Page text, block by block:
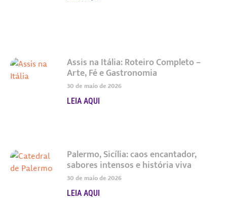
Assis na Itália: Roteiro Completo –
Arte, Fé e Gastronomia
30 de maio de 2026
LEIA AQUI
Palermo, Sicília: caos encantador,
sabores intensos e história viva
30 de maio de 2026
LEIA AQUI